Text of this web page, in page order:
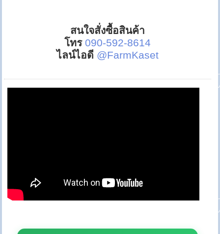
สนใจสั่งซื้อสินค้า
โทร 090-592-8614
ไลน์ไอดี @FarmKaset